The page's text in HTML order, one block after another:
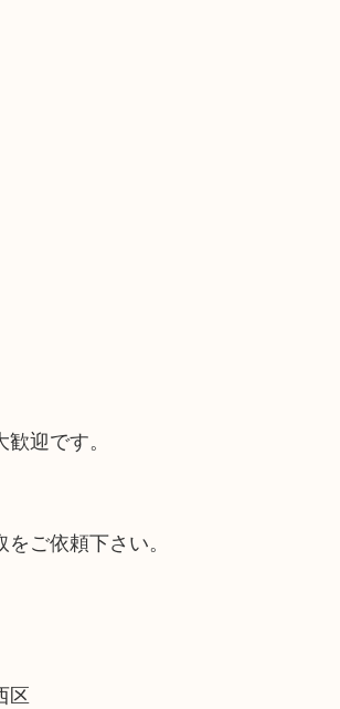
迎です。
ご依頼下さい。
区